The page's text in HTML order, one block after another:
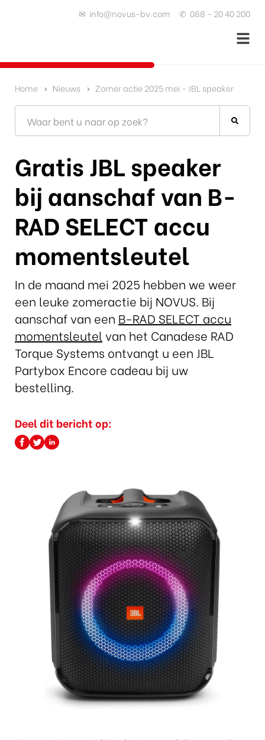
✉ info@novus-bv.com ✆ 088 - 20 40 200
Home Nieuws Zomer actie 2025 mei - JBL speaker
Gratis JBL speaker
bij aanschaf van B-
RAD SELECT accu
momentsleutel
In de maand mei 2025 hebben we weer
een leuke zomeractie bij NOVUS. Bij
aanschaf van een B-RAD SELECT accu
momentsleutel van het Canadese RAD
Torque Systems ontvangt u een JBL
Partybox Encore cadeau bij uw
bestelling.
Deel dit bericht op: